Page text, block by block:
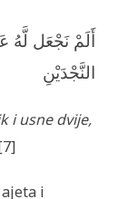
أَلَمْ نَجْعَل لَّهُ
النَّجْدَيْنِ
i usne dvije,
i